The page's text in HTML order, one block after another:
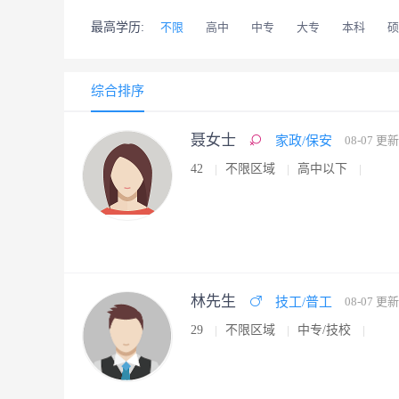
最高学历: 不限 高中 中专 大专 本科
综合排序
聂女士 家政/保安 08-07 更新
42 不限区域 高中以下
林先生 技工/普工 08-07 更新
29 不限区域 中专/技校